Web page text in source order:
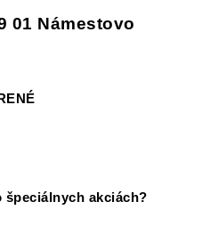
01 Námestovo
akciách?